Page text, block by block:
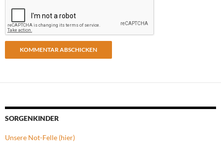
SORGENKINDER
Unsere Not-Felle (hier)